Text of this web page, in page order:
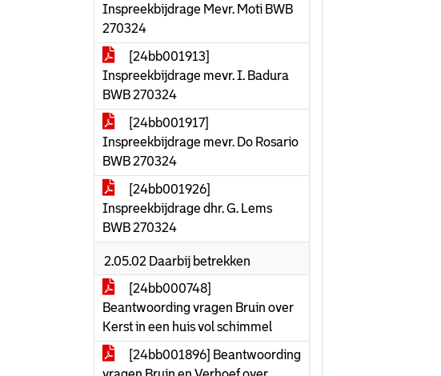
Inspreekbijdrage Mevr. Moti BWB
270324
[24bb001913]
Inspreekbijdrage mevr. I. Badura
BWB 270324
[24bb001917]
Inspreekbijdrage mevr. Do Rosario
BWB 270324
[24bb001926]
Inspreekbijdrage dhr. G. Lems
BWB 270324
2.05.02 Daarbij betrekken
[24bb000748]
Beantwoording vragen Bruin over
Kerst in een huis vol schimmel
[24bb001896] Beantwoording